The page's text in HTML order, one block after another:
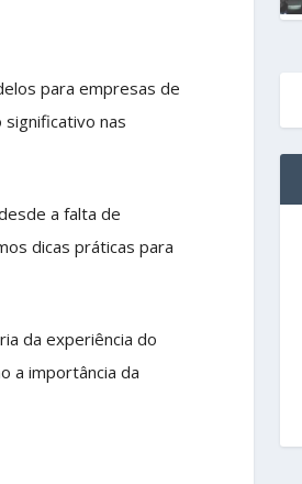
para empresas de
nas
a falta de
dicas práticas para
da experiência do
a importância da